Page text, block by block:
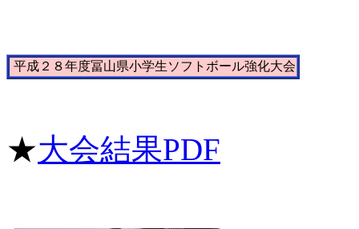
平成２８年度冨山県小学生ソフトボール強化大会
★大会結果PDF